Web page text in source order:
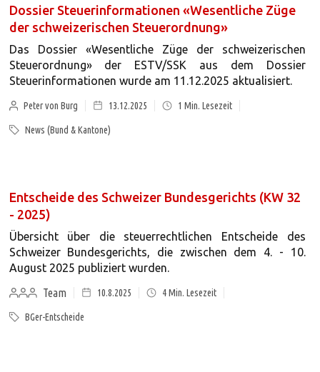
Dossier Steuerinformationen «Wesentliche Züge
der schweizerischen Steuerordnung»
Das Dossier «Wesentliche Züge der schweizerischen
Steuerordnung» der ESTV/SSK aus dem Dossier
Steuerinformationen wurde am 11.12.2025 aktualisiert.
Peter von Burg 13.12.2025 1 Min. Lesezeit
News (Bund & Kantone)
Entscheide des Schweizer Bundesgerichts (KW 32
- 2025)
Übersicht über die steuerrechtlichen Entscheide des
Schweizer Bundesgerichts, die zwischen dem 4. - 10.
August 2025 publiziert wurden.
Team
10.8.2025 4Min. Lesezeit
BGer-Entscheide